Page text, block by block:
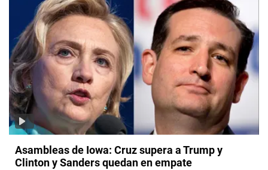
Asambleas de Iowa: Cruz supera a Trump y
Clinton y Sanders quedan en empate